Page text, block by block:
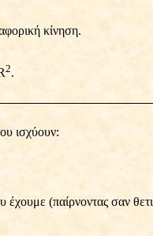
κίνηση.
2.
ισχύουν:
έχουμε (παίρνοντας σαν